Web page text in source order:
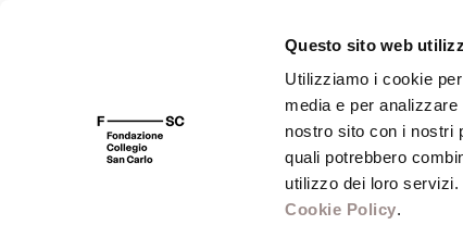
Questo sito web
Utilizziamo i cookie
media e per
nostro sito con i nostri
quali potrebbero
utilizzo dei loro servizi.
Cookie Policy.
FSC 400 Fondazione